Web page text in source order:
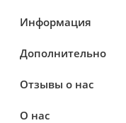
Информация
Дополнительно
Отзывы о нас
О нас